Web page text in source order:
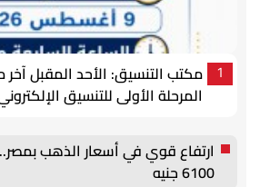
1
مكتب التنسيق: الأحد المقبل
المرحلة الأولى للتنسيق
6100 جنيه